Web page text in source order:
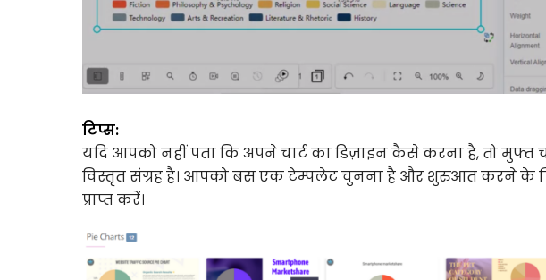
टिप्स:
यदि आपको नहीं पता कि अपने चार्ट का डिज़ाइन कैसे करना है, तो मुफ्त
विस्तृत संग्रह है। आपको बस एक टेम्पलेट चुनना है और शुरुआत करने के
प्राप्त करें।